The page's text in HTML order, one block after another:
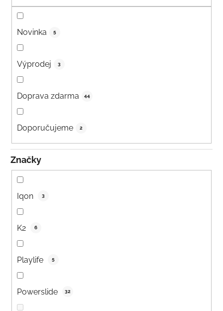
Novinka 5
Výprodej 3
Doprava zdarma 44
Doporučujeme 2
Značky
Iqon 3
K2 6
Playlife 5
Powerslide 32